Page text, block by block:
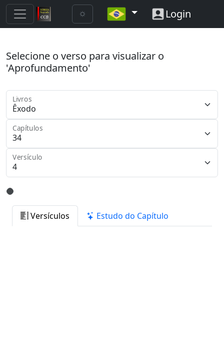
Login
Selecione o verso para visualizar o
'Aprofundamento'
Livros
Capítulos
Versículo
Versículos Estudo do Capítulo